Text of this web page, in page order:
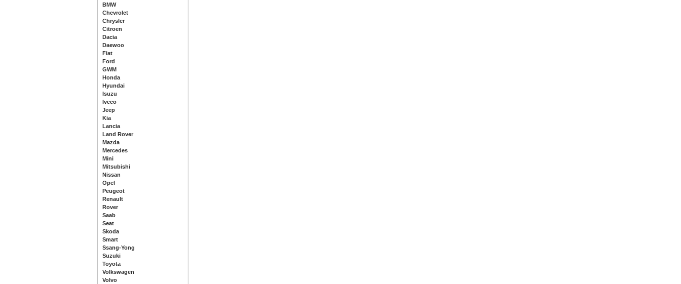
BMW
Chevrolet
Chrysler
Citroen
Dacia
Daewoo
Fiat
Ford
GWM
Honda
Hyundai
Isuzu
Iveco
Jeep
Kia
Lancia
Land Rover
Mazda
Mercedes
Mini
Mitsubishi
Nissan
Opel
Peugeot
Renault
Rover
Saab
Seat
Skoda
Smart
Ssang-Yong
Suzuki
Toyota
Volkswagen
Volvo